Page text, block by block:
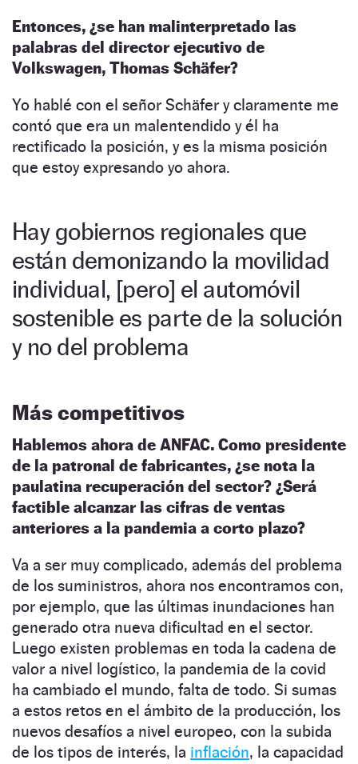
Entonces, ¿se han malinterpretado las
palabras del director ejecutivo de
Volkswagen, Thomas Schäfer?
Yo hablé con el señor Schäfer y claramente me
contó que era un malentendido y él ha
rectificado la posición, y es la misma posición
que estoy expresando yo ahora.
Hay gobiernos regionales que
están demonizando la movilidad
individual, [pero] el automóvil
sostenible es parte de la solución
y no del problema
Más competitivos
Hablemos ahora de ANFAC. Como presidente
de la patronal de fabricantes, ¿se nota la
paulatina recuperación del sector? ¿Será
factible alcanzar las cifras de ventas
anteriores a la pandemia a corto plazo?
Va a ser muy complicado, además del problema
de los suministros, ahora nos encontramos con,
por ejemplo, que las últimas inundaciones han
generado otra nueva dificultad en el sector.
Luego existen problemas en toda la cadena de
valor a nivel logístico, la pandemia de la covid
ha cambiado el mundo, falta de todo. Si sumas
a estos retos en el ámbito de la producción, los
nuevos desafíos a nivel europeo, con la subida
de los tipos de interés, la inflación, la capacidad